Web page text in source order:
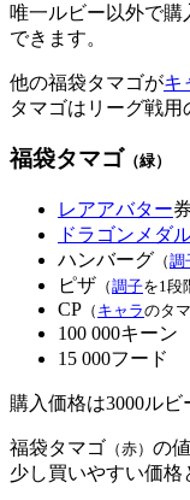
唯一ルビー以外で購
できます。
他の福袋タマゴがキ
タマゴはリーグ戦用
福袋タマゴ （緑）
レアアバター
ドラゴンメダ
ハンバーグ （調
ピザ （調子を1段
CP （ キャラのタ
100 000キーン
15 000フード
購入価格は3000ルビ
福袋タマゴ （赤） の
少し買いやすい価格